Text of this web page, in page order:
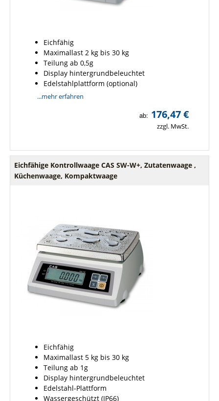
Eichfähig
Maximallast 2 kg bis 30 kg
Teilung ab 0,5g
Display hintergrundbeleuchtet
Edelstahlplattform (optional)
...mehr erfahren
ab: 176,47 €
zzgl. MwSt.
Eichfähige Kontrollwaage CAS SW-W+, Zutatenwaage ,
Küchenwaage, Kompaktwaage
Eichfähig
Maximallast 5 kg bis 30 kg
Teilung ab 1g
Display hintergrundbeleuchtet
Edelstahl-Plattform
Wassergeschützt (IP66)